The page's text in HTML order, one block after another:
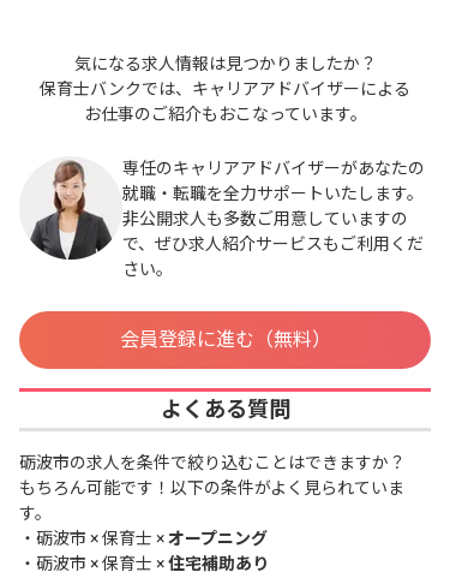
気になる求人情報は見つかりましたか？
保育士バンクでは、キャリアアドバイザーによる
お仕事のご紹介もおこなっています。
専任のキャリアアドバイザーがあなたの
就職・転職を全力サポートいたします。
非公開求人も多数ご用意していますの
で、ぜひ求人紹介サービスもご利用くだ
さい。
会員登録に進む（無料）
よくある質問
砺波市の求人を条件で絞り込むことはできますか？
もちろん可能です！以下の条件がよく見られていま
す。
・ 砺波市 × 保育士 ×オープニング
・ 砺波市 × 保育士 ×住宅補助あり